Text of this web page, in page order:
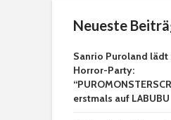
Neueste
Sanrio Puroland lädt
Horror-Party:
erstmals auf LABUBU